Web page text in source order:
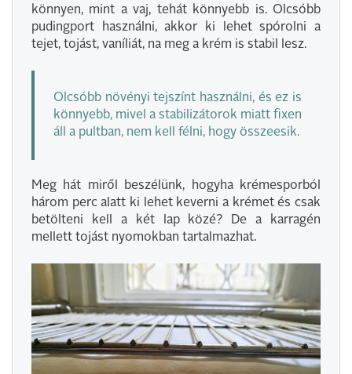
könnyen, mint a vaj, tehát könnyebb is. Olcsóbb
pudingport használni, akkor ki lehet spórolni a
tejet, tojást, vaníliát, na meg a krém is stabil lesz.
Olcsóbb növényi tejszínt használni, és ez is
könnyebb, mivel a stabilizátorok miatt fixen
áll a pultban, nem kell félni, hogy összeesik.
Meg hát miről beszélünk, hogyha krémesporból
három perc alatt ki lehet keverni a krémet és csak
betölteni kell a két lap közé? De a karragén
mellett tojást nyomokban tartalmazhat.